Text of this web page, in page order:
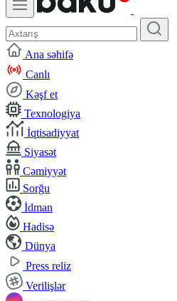
Ana səhifə
Canlı
Kəşf et
Texnologiya
İqtisadiyyat
Siyasət
Cəmiyyət
Sorğu
İdman
Hadisə
Dünya
Press reliz
Verilişlər